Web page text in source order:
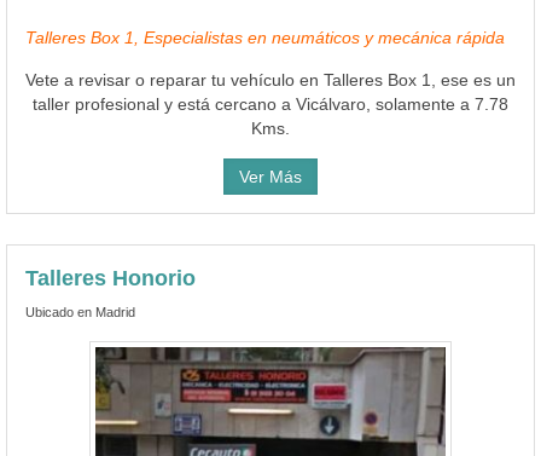
Talleres Box 1, Especialistas en neumáticos y mecánica rápida
Vete a revisar o reparar tu vehículo en Talleres Box 1, ese es un
taller profesional y está cercano a Vicálvaro, solamente a 7.78
Kms.
Ver Más
Talleres Honorio
Ubicado en Madrid